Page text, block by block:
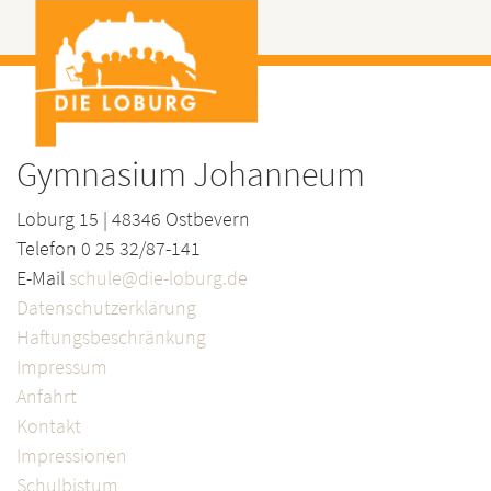
Gymnasium Johanneum
Loburg 15 | 48346 Ostbevern
Telefon 0 25 32/87-141
E-Mail schule@die-loburg.de
Datenschutzerklärung
Haftungsbeschränkung
Impressum
Anfahrt
Kontakt
Impressionen
Schulbistum